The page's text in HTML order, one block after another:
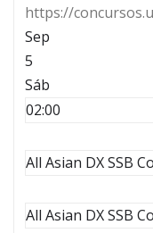
https://
Sep
5
Sáb
02:00
All Asian DX SSB
All Asian DX SSB